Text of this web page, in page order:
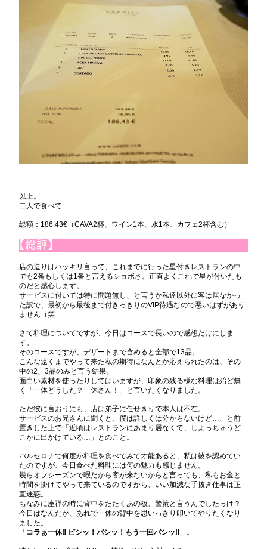
以上。
二人で食べて
総額：186.43€（CAVA2杯、ワイン1本、水1本、カフェ2杯含む）
店の造りはハッキリ言って、これまでに行った星付きレストランの中
でも2番もしくは1番と言えるショボさ。正直よくこれで星が付いたも
のだと感心します。
サービスに付いては特に問題無し、と言うか私達以外に客は居なかっ
た訳で、最初から最後まで付きっきりのVIP待遇なので悪いはずがあり
ません（笑
さて料理についてですが、今日はコースで長いので感想だけにしま
す。
そのコースですが、デザートまで含めると全部で13品。
こんな遠くまでやって来た私の期待になんとか応えられたのは、その
中の2、3品のみと言う結果。
面白い素材を使ったりしてはいますが、印象の残る様な料理は殆ど無
く「一体どうした？一休さん！」と言いたくなりました。
ただ彼に言おうにも、店は弟子に任せきりで本人は不在。
サービスのお兄さんに聞くと、僕は詳しくは分からないけど…、と前
置きした上で「近頃はレストランにあまり居なくて、しよっちゅうど
こかに出かけている…」とのこと。
バルセロナで何度か料理を食べてみて才能あると、私は彼を認めてい
たのですが、今日食べた料理には何の魅力も感じません。
幾らオフシーズンで暇だから客が来ないからと言っても、私もお金と
時間を掛けてやって来ているのですから、いい加減な手抜き仕事は正
直迷惑。
ちなみに座禅の時に背中をたたくあの板、警策と言うんでしたっけ？
今日はなんだか、あれで一休の背中を思いっきり叩いてやりたくなり
ました。
「コラぁ一休‼︎ ビシッ！バシッ！もう一回バシッ‼︎ 」。